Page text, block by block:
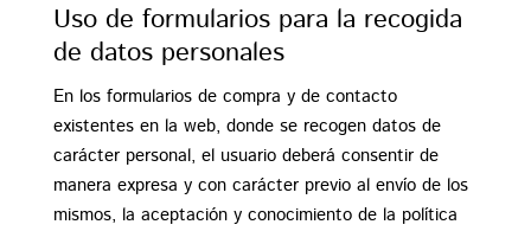
Uso de formularios para la recogida
de datos personales
En los formularios de compra y de contacto
existentes en la web, donde se recogen datos de
carácter personal, el usuario deberá consentir de
manera expresa y con carácter previo al envío de los
mismos, la aceptación y conocimiento de la política